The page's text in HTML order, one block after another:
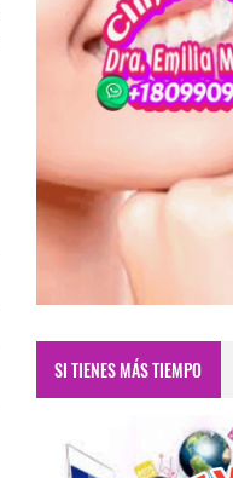
SI TIENES MÁS TIEMPO